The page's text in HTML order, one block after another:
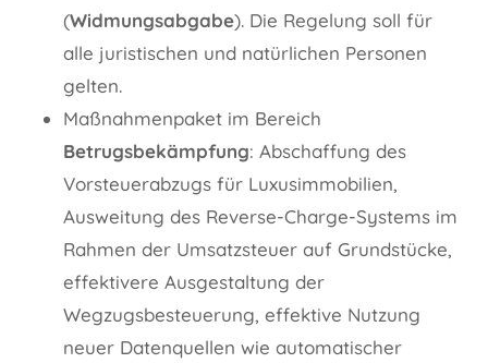
(Widmungsabgabe). Die Regelung soll für
alle juristischen und natürlichen Personen
gelten.
Maßnahmenpaket im Bereich
Betrugsbekämpfung: Abschaffung des
Vorsteuerabzugs für Luxusimmobilien,
Ausweitung des Reverse-Charge-Systems im
Rahmen der Umsatzsteuer auf Grundstücke,
effektivere Ausgestaltung der
Wegzugsbesteuerung, effektive Nutzung
neuer Datenquellen wie automatischer